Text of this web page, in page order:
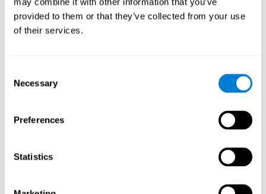
provided to them or that they’ve collected from your use
of their services.
Selection
Necessary
Preferences
Statistics